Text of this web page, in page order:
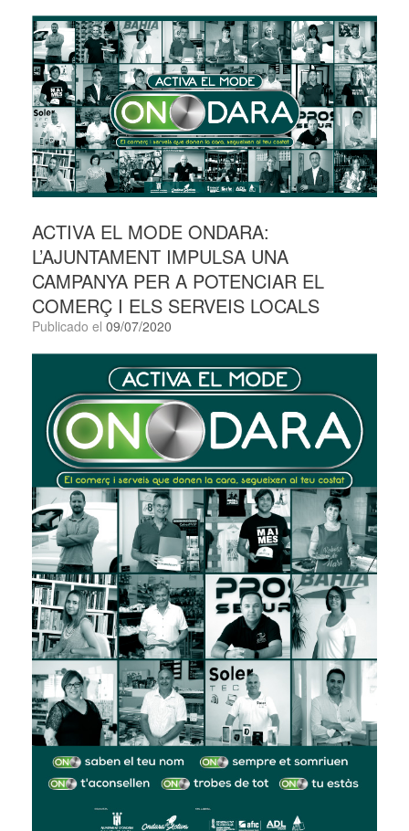
ACTIVA EL MODE ONDARA:
L’AJUNTAMENT IMPULSA UNA
CAMPANYA PER A POTENCIAR EL
COMERÇ I ELS SERVEIS LOCALS
Publicado el 09/07/2020